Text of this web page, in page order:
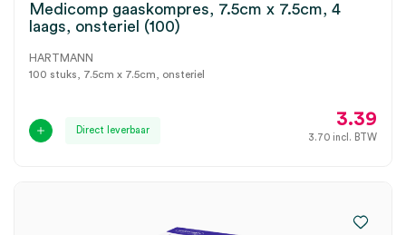
Medicomp gaaskompres, 7.5cm x 7.5cm, 4
laags, onsteriel (100)
HARTMANN
100 stuks, 7.5cm x 7.5cm, onsteriel
Direct leverbaar
3.39
3.70 incl. BTW